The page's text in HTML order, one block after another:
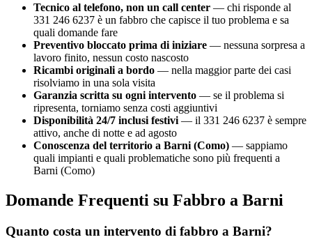
Tecnico al telefono, non un call center — chi risponde al
331 246 6237 è un fabbro che capisce il tuo problema e sa
quali domande fare
Preventivo bloccato prima di iniziare — nessuna sorpresa a
lavoro finito, nessun costo nascosto
Ricambi originali a bordo — nella maggior parte dei casi
risolviamo in una sola visita
Garanzia scritta su ogni intervento — se il problema si
ripresenta, torniamo senza costi aggiuntivi
Disponibilità 24/7 inclusi festivi — il 331 246 6237 è sempre
attivo, anche di notte e ad agosto
Conoscenza del territorio a Barni (Como) — sappiamo
quali impianti e quali problematiche sono più frequenti a
Barni (Como)
Domande Frequenti su Fabbro a Barni
Quanto costa un intervento di fabbro a Barni?